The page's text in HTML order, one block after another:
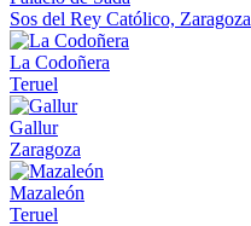
Sos del Rey Católico, Zaragoza
La Codoñera
Teruel
Gallur
Zaragoza
Mazaleón
Teruel